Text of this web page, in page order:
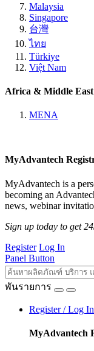
Malaysia
Singapore
台灣
ไทย
Türkiye
Việt Nam
Africa & Middle East
MENA
MyAdvantech
MyAdvantech is a
becoming an
news, webinar
Sign up today to get
Register Log In
Panel Button
พันรายการ
Register / Log In
MyAdvantech